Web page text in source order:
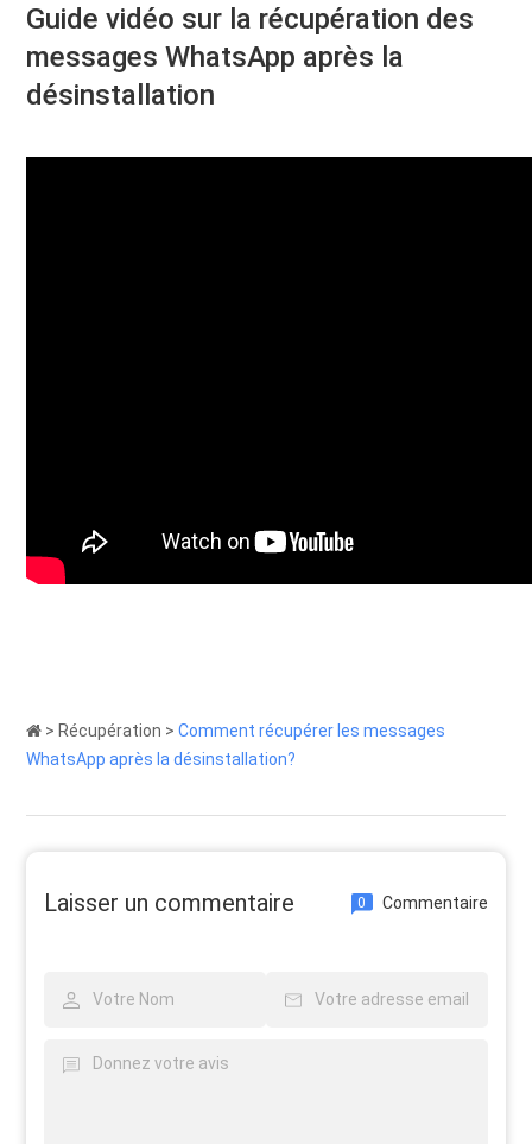
Guide vidéo sur la récupération des
messages WhatsApp après la
désinstallation
> Récupération >Comment récupérer les messages
WhatsApp après la désinstallation?
Laisser un commentaire 0 Commentaire